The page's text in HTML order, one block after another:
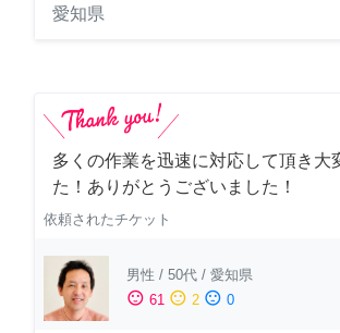
愛知県
多くの作業を迅速に対応して頂き大
た！ありがとうございました！
依頼されたチケット
男性 / 50代 / 愛知県
sentiment_satisfied 61 sentiment_neutral 2 sentiment_dissatisfied 0